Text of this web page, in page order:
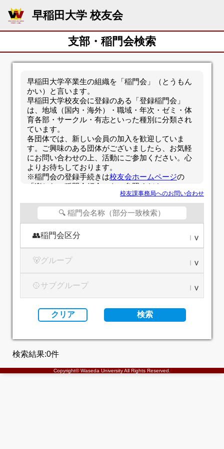
早稲田大学 校友会
支部・稲門会検索
早稲田大学卒業生の組織を「稲門会」（とうもん
かい）と言います。
早稲田大学校友会に登録のある「登録稲門会」
は、地域（国内・海外）・職域・年次・ゼミ・体
育各部・サークル・有志といった種別に分類され
ています。
各団体では、新しい会員の加入を歓迎していま
す。ご興味のある団体がございましたら、お気軽
にお問い合わせの上、活動にご参加ください。心
よりお待ちしております。
※稲門会の登録手続きは校友会ホームページの
「楽しむ＞稲門会紹介」をご参照ください。
稲門会の種別、稲門会名など、検索条件を指定
し、[検索]ボタンを押してください。
※ 稲門会名称は、漢字、カタカナ(全角)のどちら
でも検索可能です。
※このシステムは同窓会活動の活性化を目的とし
慮ください。
ドレスに誤りがあると回答が届きませんのでご注
意ください。
校友課事務局へのお問い合わせ
クリア 検索
検索結果:0件
Copyright© Waseda University All Rights Reserved.